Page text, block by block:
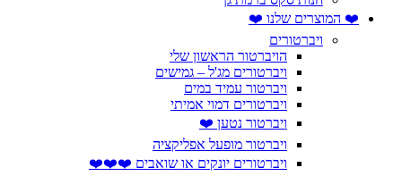
❤️ המוצרים שלנו ❤️
ויברטורים
הויברטור הראשון שלי
ויברטורים מג'ל – גמישים
ויברטור עמיד במים
ויברטורים דמוי אמיתי
ויברטור נטען ❤️
ויברטור מופעל אפליקציה
ויברטורים יונקים או שואבים ❤️❤️❤️